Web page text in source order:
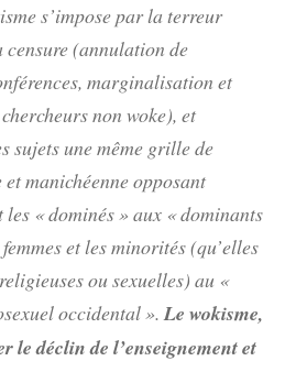
s’impose par la terreur
(annulation de
marginalisation et
non woke), et
sujets une même grille de
manichéenne opposant
les « dominés » aux « dominants
et les minorités (qu’elles
ou sexuelles) au «
occidental ». Le wokisme,
le déclin de l’enseignement et